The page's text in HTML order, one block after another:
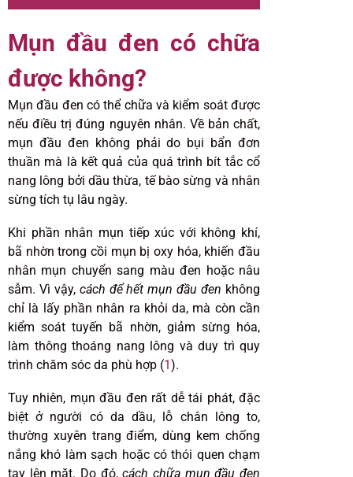
Mụn đầu đen có chữa
được không?
Mụn đầu đen có thể chữa và kiểm soát được
nếu điều trị đúng nguyên nhân. Về bản chất,
mụn đầu đen không phải do bụi bẩn đơn
thuần mà là kết quả của quá trình bít tắc cổ
nang lông bởi dầu thừa, tế bào sừng và nhân
sừng tích tụ lâu ngày.
Khi phần nhân mụn tiếp xúc với không khí,
bã nhờn trong cồi mụn bị oxy hóa, khiến đầu
nhân mụn chuyển sang màu đen hoặc nâu
sẫm. Vì vậy, cách để hết mụn đầu đen không
chỉ là lấy phần nhân ra khỏi da, mà còn cần
kiểm soát tuyến bã nhờn, giảm sừng hóa,
làm thông thoáng nang lông và duy trì quy
trình chăm sóc da phù hợp (1 ).
Tuy nhiên, mụn đầu đen rất dễ tái phát, đặc
biệt ở người có da dầu, lỗ chân lông to,
thường xuyên trang điểm, dùng kem chống
nắng khó làm sạch hoặc có thói quen chạm
tay lên mặt. Do đó,cách chữa mụn đầu đen